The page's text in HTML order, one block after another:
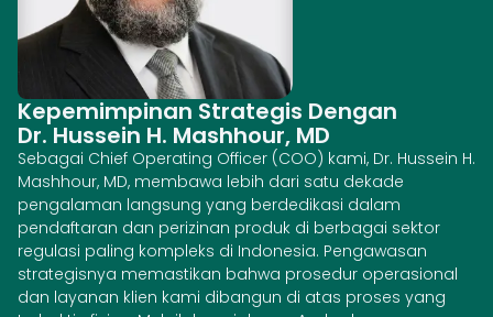
Kepemimpinan Strategis Dengan
Dr. Hussein H. Mashhour, MD
Sebagai Chief Operating Officer (COO) kami, Dr. Hussein H.
Mashhour, MD, membawa lebih dari satu dekade
pengalaman langsung yang berdedikasi dalam
pendaftaran dan perizinan produk di berbagai sektor
regulasi paling kompleks di Indonesia. Pengawasan
strategisnya memastikan bahwa prosedur operasional
dan layanan klien kami dibangun di atas proses yang